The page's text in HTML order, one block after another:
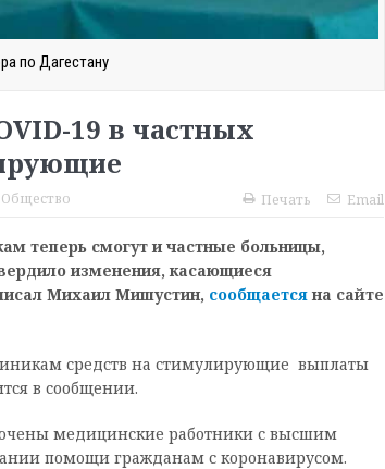
по Дагестану
19 в частных
Общество Печать Email
теперь смогут и частные больницы,
изменения, касающиеся
Михаил Мишустин, сообщаетсяна сайте
средств на стимулирующие выплаты
в сообщении.
медицинские работники с высшим
помощи гражданам с коронавирусом.